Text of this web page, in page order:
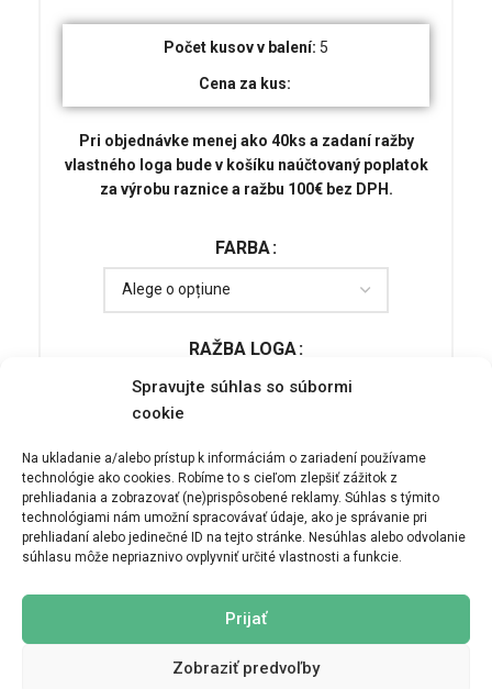
Spravujte súhlas so súbormi
cookie
Na ukladanie a/alebo prístup k informáciám o zariadení používame
technológie ako cookies. Robíme to s cieľom zlepšiť zážitok z
prehliadania a zobrazovať (ne)prispôsobené reklamy. Súhlas s týmito
technológiami nám umožní spracovávať údaje, ako je správanie pri
prehliadaní alebo jedinečné ID na tejto stránke. Nesúhlas alebo odvolanie
súhlasu môže nepriaznivo ovplyvniť určité vlastnosti a funkcie.
Prijať
Zobraziť predvoľby
Počet kusov v balení: 5
Cena za kus:
Pri objednávke menej ako 40ks a zadaní ražby
vlastného loga bude v košíku naúčtovaný poplatok
za výrobu raznice a ražbu 100€ bez DPH.
FARBA
RAŽBA LOGA
ADAUGĂ ÎN COȘ
MOŽNOSTI DORUČENIA